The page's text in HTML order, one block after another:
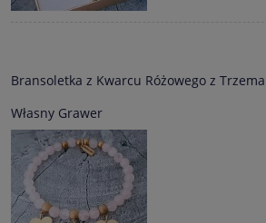
Bransoletka z Kwarcu Różowego z
Własny Grawer